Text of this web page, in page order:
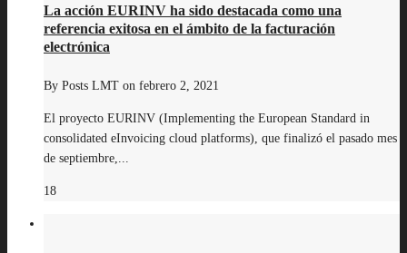
La acción EURINV ha sido destacada como una
referencia exitosa en el ámbito de la facturación
electrónica
By Posts LMT on febrero 2, 2021
El proyecto EURINV (Implementing the European Standard in
consolidated eInvoicing cloud platforms), que finalizó el pasado mes
de septiembre,...
18